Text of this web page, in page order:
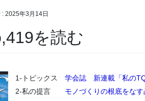
: 2025年3月14日
を読む
1-トピックス 学会誌 新連載「私の
2-私の提言 モノづくりの根底をな